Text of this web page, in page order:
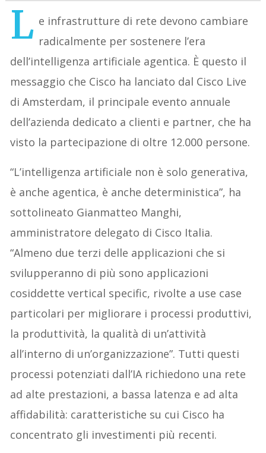
L e infrastrutture di rete devono cambiare
radicalmente per sostenere l’era
dell’intelligenza artificiale agentica. È questo il
messaggio che Cisco ha lanciato dal Cisco Live
di Amsterdam, il principale evento annuale
dell’azienda dedicato a clienti e partner, che ha
visto la partecipazione di oltre 12.000 persone.
“L’intelligenza artificiale non è solo generativa,
è anche agentica, è anche deterministica”, ha
sottolineato Gianmatteo Manghi,
amministratore delegato di Cisco Italia.
“Almeno due terzi delle applicazioni che si
svilupperanno di più sono applicazioni
cosiddette vertical specific, rivolte a use case
particolari per migliorare i processi produttivi,
la produttività, la qualità di un’attività
all’interno di un’organizzazione”. Tutti questi
processi potenziati dall’IA richiedono una rete
ad alte prestazioni, a bassa latenza e ad alta
affidabilità: caratteristiche su cui Cisco ha
concentrato gli investimenti più recenti.